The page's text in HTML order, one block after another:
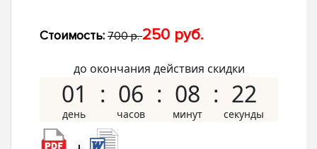
Стоимость: 700 р.250 руб.
до окончания действия скидки
01 06 08 21